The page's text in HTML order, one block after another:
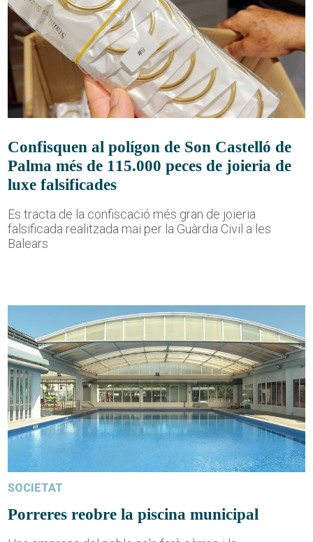
Confisquen al polígon de Son Castelló de
Palma més de 115.000 peces de joieria de
luxe falsificades
Es tracta de la confiscació més gran de joieria
falsificada realitzada mai per la Guàrdia Civil a les
Balears
SOCIETAT
Porreres reobre la piscina municipal